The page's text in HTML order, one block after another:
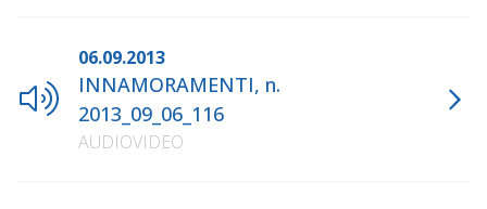
06.09.2013
INNAMORAMENTI, n.
2013_09_06_116
AUDIOVIDEO